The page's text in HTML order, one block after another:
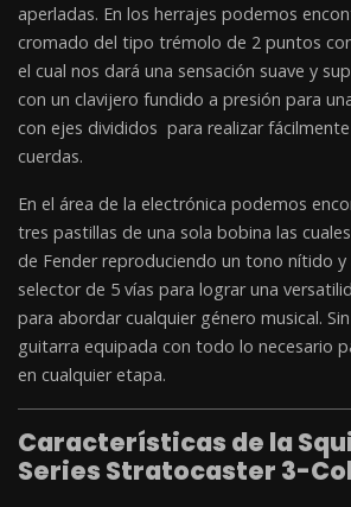
aperladas. En los herrajes podemos
cromado del tipo trémolo de 2 puntos
el cual nos dará una sensación suave y
con un clavijero fundido a presión para
con ejes divididos para realizar
cuerdas.
En el área de la electrónica podemos
tres pastillas de una sola bobina las
de Fender reproduciendo un tono nítido
selector de 5 vías para lograr una
para abordar cualquier género musical.
guitarra equipada con todo lo necesario
en cualquier etapa.
Características de la
Series Stratocaster 3-